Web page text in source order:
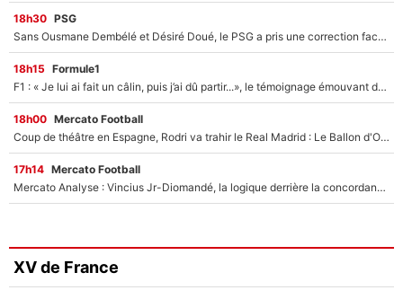
18h30 PSG
Sans Ousmane Dembélé et Désiré Doué, le PSG a pris une correction face à Majorque : Luis Enrique attend avec impatience des renforts !
18h15 Formule1
F1 : « Je lui ai fait un câlin, puis j’ai dû partir...», le témoignage émouvant de Max Verstappen sur sa fille
18h00 Mercato Football
Coup de théâtre en Espagne, Rodri va trahir le Real Madrid : Le Ballon d'Or a choisi de signer au FC Barcelone !
17h14 Mercato Football
Mercato Analyse : Vincius Jr-Diomandé, la logique derrière la concordance des temps
XV de France